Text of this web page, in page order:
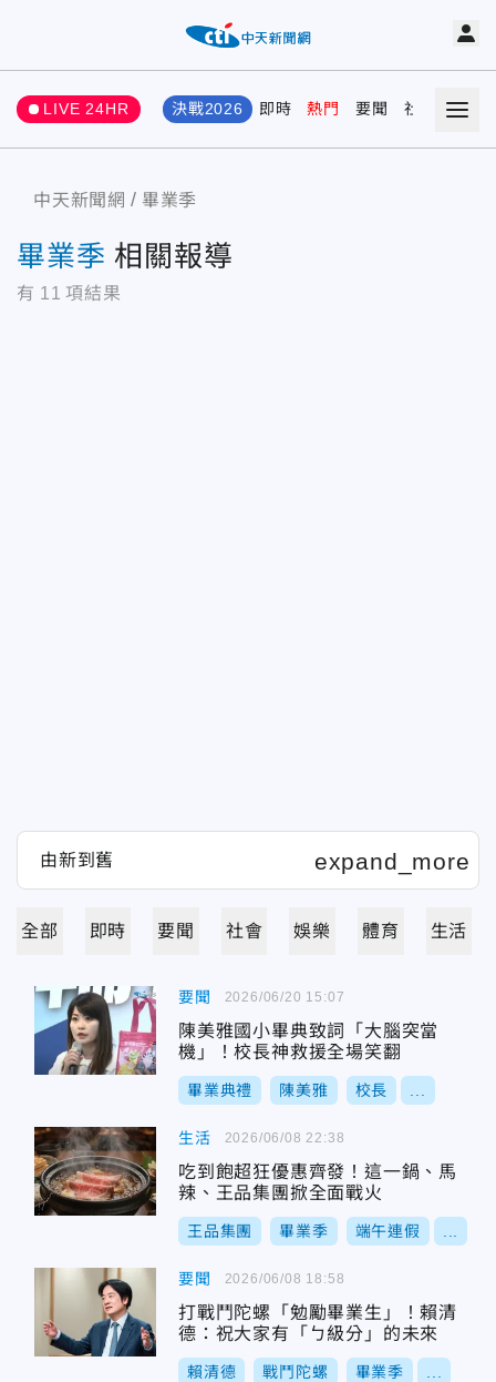
LIVE 24HR 決戰2026 即時 熱門 要聞 社會 娛樂
中天新聞網 畢業季
畢業季 相關報導
有 11 項結果
全部 即時 要聞 社會 娛樂 體育 生活
要聞
陳美雅國小畢典致詞「大腦突當
機」！校長神救援全場笑翻
畢業典禮 陳美雅 校長
2026/06/20 15:07
生活
吃到飽超狂優惠齊發！這一鍋、馬
辣、王品集團掀全面戰火
王品集團 畢業季 端午連假
2026/06/08 22:38
要聞
打戰鬥陀螺「勉勵畢業生」！賴清
德：祝大家有「ㄅ級分」的未來
賴清德 戰鬥陀螺 畢業季
2026/06/08 18:58